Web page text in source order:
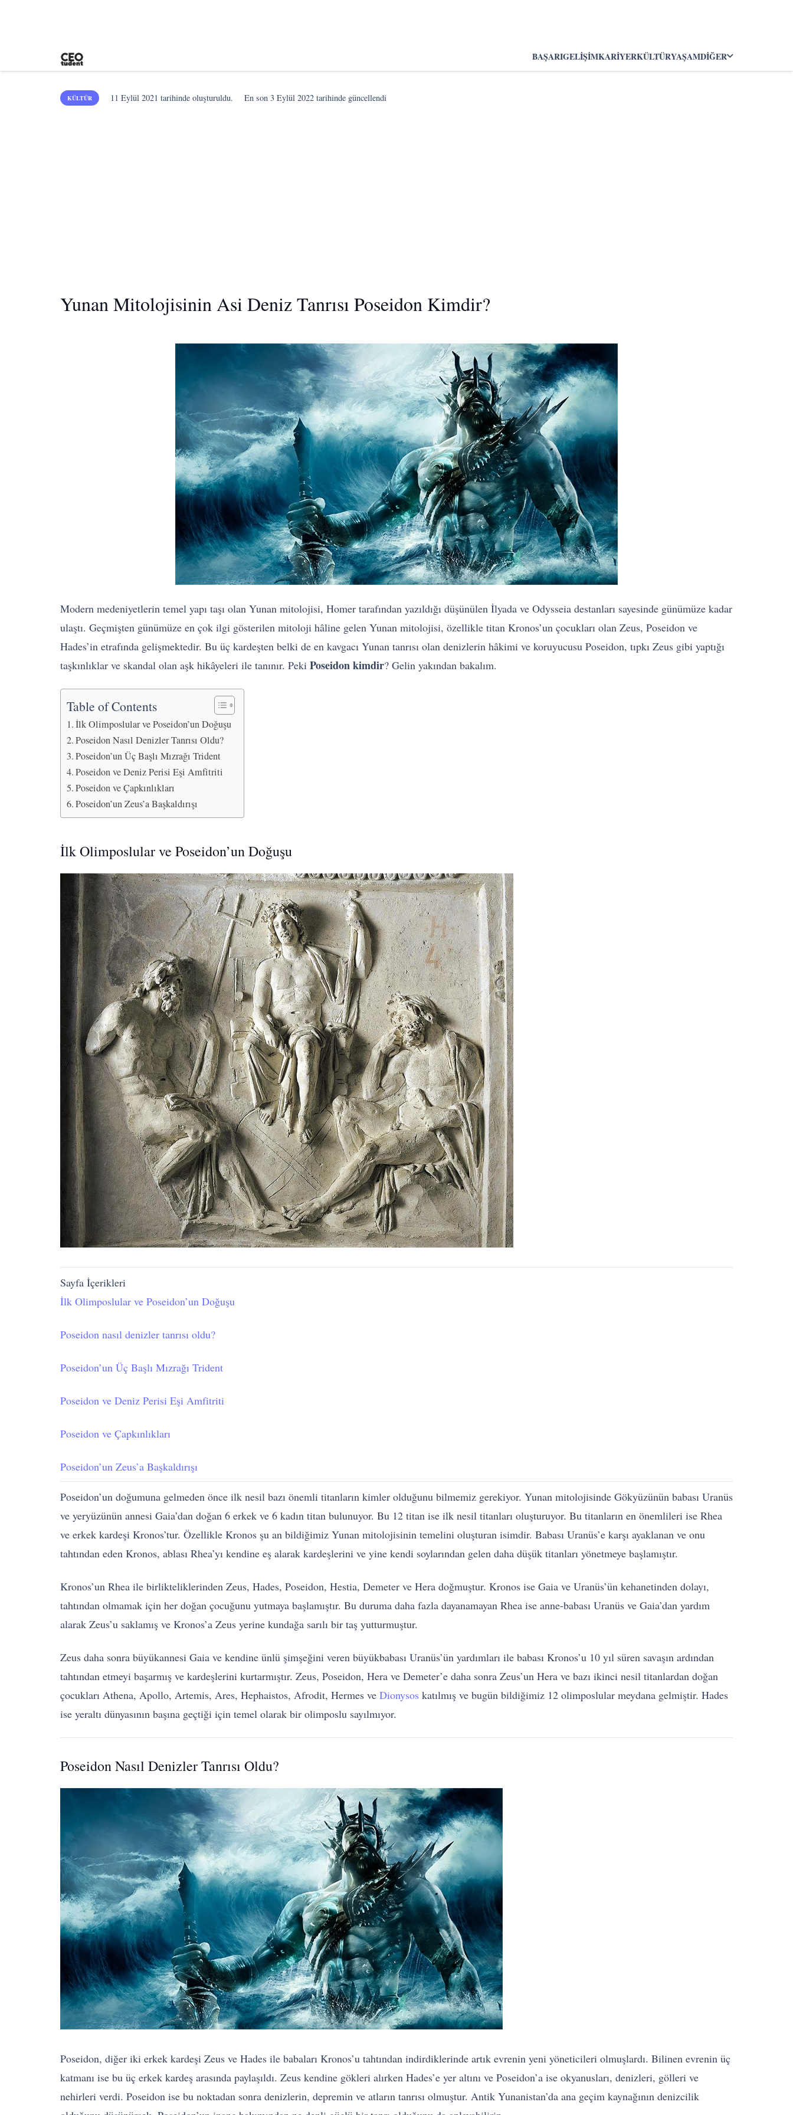
BAŞARIGELIŞIMKARIYERKÜLTÜRYAŞAMDIĞER
KÜLTÜR 11 Eylül 2021 tarihinde oluşturuldu. En son3 Eylül 2022 tarihinde güncellendi
Yunan Mitolojisinin Asi Deniz Tanrısı Poseidon Kimdir?
Modern medeniyetlerin temel yapı taşı olan Yunan mitolojisi, Homer tarafından yazıldığı düşünülen İlyada ve Odysseia destanları sayesinde günümüze kadar
ulaştı. Geçmişten günümüze en çok ilgi gösterilen mitoloji hâline gelen Yunan mitolojisi, özellikle titan Kronos’un çocukları olan Zeus, Poseidon ve
Hades’in etrafında gelişmektedir. Bu üç kardeşten belki de en kavgacı Yunan tanrısı olan denizlerin hâkimi ve koruyucusu Poseidon, tıpkı Zeus gibi yaptığı
taşkınlıklar ve skandal olan aşk hikâyeleri ile tanınır. Peki Poseidon kimdir? Gelin yakından bakalım.
Table of Contents
İlk Olimposlular ve Poseidon’un Doğuşu
Poseidon Nasıl Denizler Tanrısı Oldu?
Poseidon’un Üç Başlı Mızrağı Trident
Poseidon ve Deniz Perisi Eşi Amfitriti
Poseidon ve Çapkınlıkları
Poseidon’un Zeus’a Başkaldırışı
İlk Olimposlular ve Poseidon’un Doğuşu
Sayfa İçerikleri
İlk Olimposlular ve Poseidon’un Doğuşu
Poseidon nasıl denizler tanrısı oldu?
Poseidon’un Üç Başlı Mızrağı Trident
Poseidon ve Deniz Perisi Eşi Amfitriti
Poseidon ve Çapkınlıkları
Poseidon’un Zeus’a Başkaldırışı
Poseidon’un doğumuna gelmeden önce ilk nesil bazı önemli titanların kimler olduğunu bilmemiz gerekiyor. Yunan mitolojisinde Gökyüzünün babası Uranüs
ve yeryüzünün annesi Gaia’dan doğan 6 erkek ve 6 kadın titan bulunuyor. Bu 12 titan ise ilk nesil titanları oluşturuyor. Bu titanların en önemlileri ise Rhea
ve erkek kardeşi Kronos’tur. Özellikle Kronos şu an bildiğimiz Yunan mitolojisinin temelini oluşturan isimdir. Babası Uranüs’e karşı ayaklanan ve onu
tahtından eden Kronos, ablası Rhea’yı kendine eş alarak kardeşlerini ve yine kendi soylarından gelen daha düşük titanları yönetmeye başlamıştır.
Kronos’un Rhea ile birlikteliklerinden Zeus, Hades, Poseidon, Hestia, Demeter ve Hera doğmuştur. Kronos ise Gaia ve Uranüs’ün kehanetinden dolayı,
tahtından olmamak için her doğan çocuğunu yutmaya başlamıştır. Bu duruma daha fazla dayanamayan Rhea ise anne-babası Uranüs ve Gaia’dan yardım
alarak Zeus’u saklamış ve Kronos’a Zeus yerine kundağa sarılı bir taş yutturmuştur.
Zeus daha sonra büyükannesi Gaia ve kendine ünlü şimşeğini veren büyükbabası Uranüs’ün yardımları ile babası Kronos’u 10 yıl süren savaşın ardından
tahtından etmeyi başarmış ve kardeşlerini kurtarmıştır. Zeus, Poseidon, Hera ve Demeter’e daha sonra Zeus’un Hera ve bazı ikinci nesil titanlardan doğan
çocukları Athena, Apollo, Artemis, Ares, Hephaistos, Afrodit, Hermes ve Dionysos katılmış ve bugün bildiğimiz 12 olimposlular meydana gelmiştir. Hades
ise yeraltı dünyasının başına geçtiği için temel olarak bir olimposlu sayılmıyor.
Poseidon Nasıl Denizler Tanrısı Oldu?
Poseidon, diğer iki erkek kardeşi Zeus ve Hades ile babaları Kronos’u tahtından indirdiklerinde artık evrenin yeni yöneticileri olmuşlardı. Bilinen evrenin üç
katmanı ise bu üç erkek kardeş arasında paylaşıldı. Zeus kendine gökleri alırken Hades’e yer altını ve Poseidon’a ise okyanusları, denizleri, gölleri ve
nehirleri verdi. Poseidon ise bu noktadan sonra denizlerin, depremin ve atların tanrısı olmuştur. Antik Yunanistan’da ana geçim kaynağının denizcilik